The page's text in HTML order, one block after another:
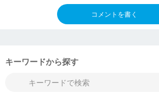
コメントを書く
キーワードから探す